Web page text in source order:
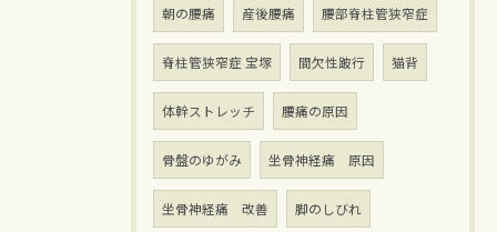
朝の腰痛 産後腰痛 腰部脊柱管狭窄症
脊柱管狭窄症 宝塚 間欠性跛行 猫背
体幹ストレッチ 腰痛の原因
骨盤のゆがみ 坐骨神経痛 原因
坐骨神経痛 改善 脚のしびれ